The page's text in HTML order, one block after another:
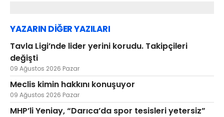
YAZARIN DİĞER YAZILARI
Tavla Ligi’nde lider yerini korudu. Takipçileri
değişti
09 Ağustos 2026 Pazar
Meclis kimin hakkını konuşuyor
09 Ağustos 2026 Pazar
MHP’li Yeniay, “Darıca’da spor tesisleri yetersiz”
Spor
Ekonomi
Eğitim